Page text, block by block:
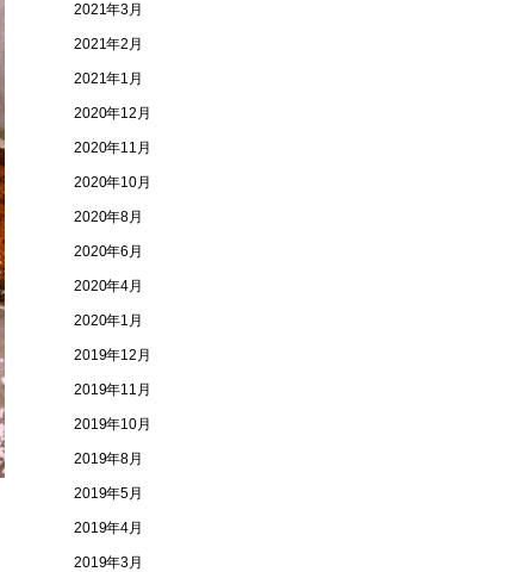
2021年3月
2021年2月
2021年1月
2020年12月
2020年11月
2020年10月
2020年8月
2020年6月
2020年4月
2020年1月
2019年12月
2019年11月
2019年10月
2019年8月
2019年5月
2019年4月
2019年3月